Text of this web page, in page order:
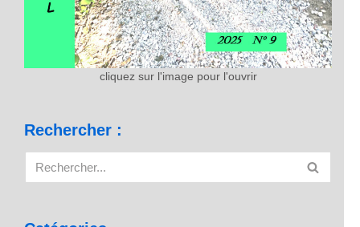
cliquez sur l'image pour l'ouvrir
Rechercher :